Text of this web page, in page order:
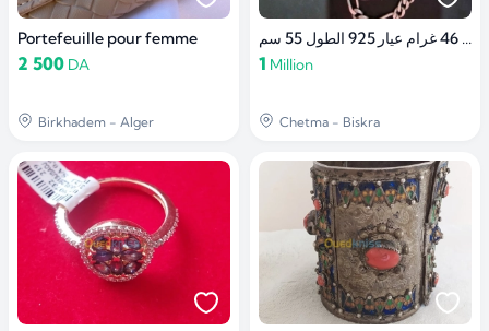
Portefeuille pour femme
2 500 DA
Birkhadem - Alger
سلسلة فضة 46 غرام عيار 925 الطول 55 سم
1 Million
Chetma - Biskra